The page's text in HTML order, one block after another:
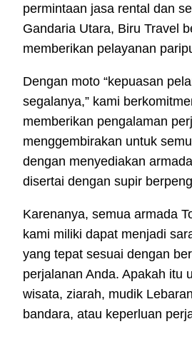
permintaan jasa rental dan
Gandaria Utara, Biru Travel
memberikan pelayanan
Dengan moto “kepuasan
segalanya,” kami
memberikan pengalaman
menggembirakan untuk
dengan menyediakan
disertai dengan supir
Karenanya, semua armada
kami miliki dapat menjadi
yang tepat sesuai dengan
perjalanan Anda. Apakah itu
wisata, ziarah, mudik
bandara, atau keperluan